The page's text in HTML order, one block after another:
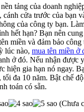
tảng của doanh
cánh cửa trước của bạn
của công ty bạn.
hết hạn? Bạn nên
miền và đảm bảo
lúc nào, mua tên miền ở
ở đó. Nếu nhận được
hiện gia hạn nó ngay.
tối đa 10 năm. Bật chế
toán có sẵn.
(Chưa